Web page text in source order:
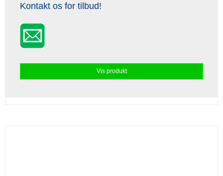
Kontakt os for tilbud!
Vis produkt